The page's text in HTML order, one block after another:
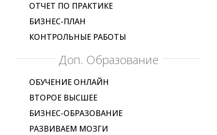
ОТЧЕТ ПО ПРАКТИКЕ
БИЗНЕС-ПЛАН
КОНТРОЛЬНЫЕ РАБОТЫ
Доп. Образование
ОБУЧЕНИЕ ОНЛАЙН
ВТОРОЕ ВЫСШЕЕ
БИЗНЕС-ОБРАЗОВАНИЕ
РАЗВИВАЕМ МОЗГИ